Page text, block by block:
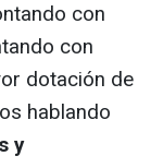
con
con
dotación de
hablando
y